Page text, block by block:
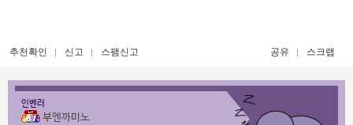
추천확인 신고 스팸신고 공유 스크랩
인벤러
부엔까미노